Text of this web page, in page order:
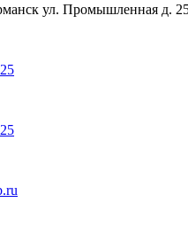
ул. Промышленная д.